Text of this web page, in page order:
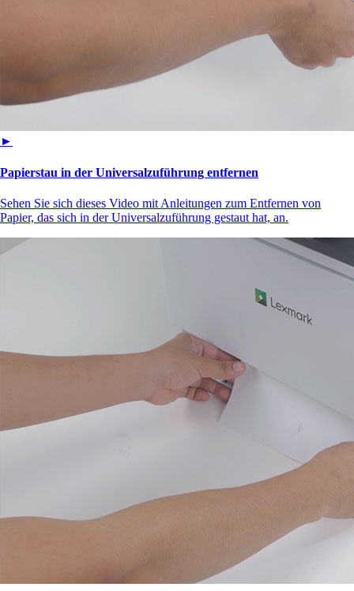
►
Papierstau in der Universalzuführung entfernen
Sehen Sie sich dieses Video mit Anleitungen zum Entfernen von
Papier, das sich in der Universalzuführung gestaut hat, an.